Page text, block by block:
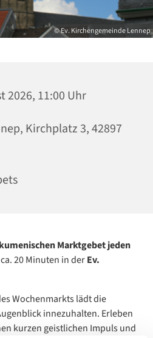
© Ev. Kirchengemeinde Lennep
2026, 11:00 Uhr
Kirchplatz 3, 42897
Marktgebetjeden
20 Minuten in derEv.
Wochenmarkts lädt die
innezuhalten. Erleben
kurzen geistlichen Impuls und